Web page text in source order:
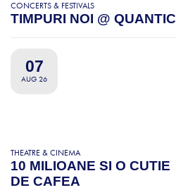
CONCERTS & FESTIVALS
TIMPURI NOI @ QUANTIC
07
AUG 26
THEATRE & CINEMA
10 MILIOANE SI O CUTIE
DE CAFEA